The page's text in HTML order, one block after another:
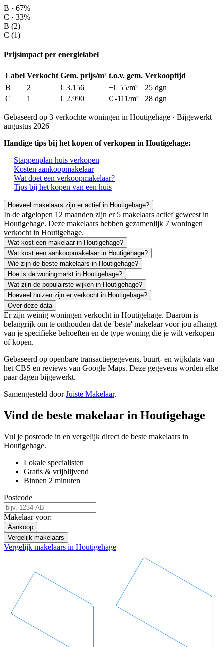
B · 67%
C · 33%
B (2)
C (1)
Prijsimpact per energielabel
Label Verkocht Gem. prijs/m² t.o.v. gem. Verkooptijd
B
2 € 3.156 +€ 55/m²
25 dgn
C
1 € 2.990 € -111/m² 28 dgn
Gebaseerd op 3 verkochte woningen in Houtigehage · Bijgewerkt
augustus 2026
Handige tips bij het kopen of verkopen in Houtigehage:
Stappenplan huis verkopen
Kosten aankoopmakelaar
Wat doet een verkoopmakelaar?
Tips bij het kopen van een huis
Hoeveel makelaars zijn er actief in Houtigehage?
In de afgelopen 12 maanden zijn er 5 makelaars actief geweest in
Houtigehage. Deze makelaars hebben gezamenlijk 7 woningen
verkocht in Houtigehage.
Wat kost een makelaar in Houtigehage?
Wat kost een aankoopmakelaar in Houtigehage?
Wie zijn de beste makelaars in Houtigehage?
Hoe is de woningmarkt in Houtigehage?
Wat zijn de populairste wijken in Houtigehage?
Hoeveel huizen zijn er verkocht in Houtigehage?
Over deze data
Er zijn weinig woningen verkocht in Houtigehage. Daarom is
belangrijk om te onthouden dat de 'beste' makelaar voor jou afhangt
van je specifieke behoeften en de type woning die je wilt verkopen
of kopen.
Gebaseerd op openbare transactiegegevens, buurt- en wijkdata van
het CBS en reviews van Google Maps. Deze gegevens worden elke
paar dagen bijgewerkt.
Samengesteld doorJuiste Makelaar.
Vind de beste makelaar in Houtigehage
Vul je postcode in en vergelijk direct de beste makelaars in
Houtigehage.
Lokale specialisten
Gratis & vrijblijvend
Binnen 2 minuten
Postcode
Makelaar voor:
Aankoop
Vergelijk makelaars
Vergelijk makelaars in Houtigehage